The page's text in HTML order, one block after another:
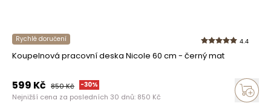
Rychlé doručení 4.4
Koupelnová pracovní deska Nicole 60 cm - černý mat
599 Kč 850Kč -30%
Nejnižší cena za posledních 30 dnů: 850 Kč